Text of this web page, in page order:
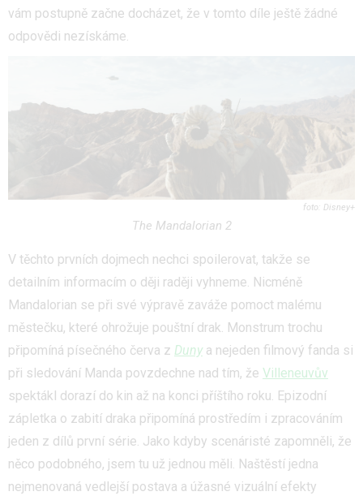
vám postupně začne docházet, že v tomto díle ještě žádné
odpovědi nezískáme.
Disney+
The Mandalorian 2
V těchto prvních dojmech nechci spoilerovat, takže se
detailním informacím o ději raději vyhneme. Nicméně
Mandalorian se při své výpravě zaváže pomoct malému
městečku, které ohrožuje pouštní drak. Monstrum trochu
připomíná písečného červa z Dunya nejeden filmový fanda si
při sledování Manda povzdechne nad tím, že Villeneuvův
spektákl dorazí do kin až na konci příštího roku. Epizodní
zápletka o zabití draka připomíná prostředím i zpracováním
jeden z dílů první série. Jako kdyby scenáristé zapomněli, že
něco podobného, jsem tu už jednou měli. Naštěstí jedna
nejmenovaná vedlejší postava a úžasné vizuální efekty